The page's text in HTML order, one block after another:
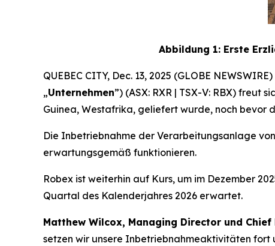
Abbildung 1: Erste
QUEBEC CITY, Dec. 13, 2025 (GLOBE
„Unternehmen”) (ASX: RXR | TSX-V: RBX) freut
Guinea, Westafrika, geliefert wurde, noch bevor
Die Inbetriebnahme der Verarbeitungsanlage
erwartungsgemäß funktionieren.
Robex ist weiterhin auf Kurs, um im Dezember
Quartal des Kalenderjahres 2026 erwartet.
Matthew Wilcox, Managing Director und
setzen wir unsere Inbetriebnahmeaktivitäten fort